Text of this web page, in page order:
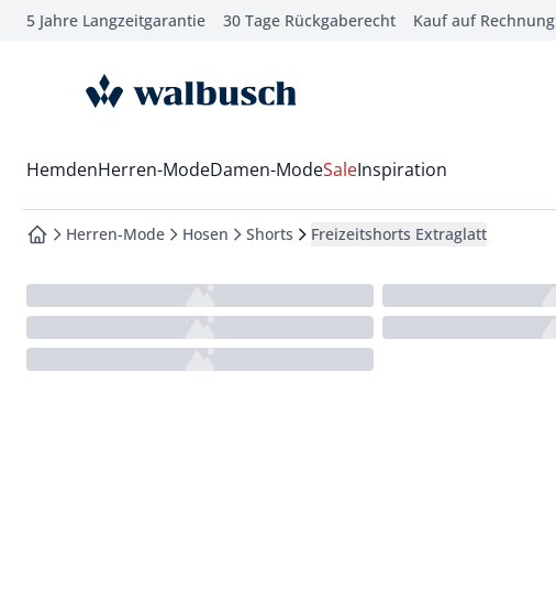
springen
springen
springen
5 Jahre Langzeitgarantie 30 Tage Rückgaberecht Kauf auf Rechnung
zur Startseite
Wechsel in das Menü mit Pfeil-Runter Taste
HemdenHerren-ModeDamen-ModeSaleInspiration
zur Startseite
Herren-Mode Hosen Shorts Freizeitshorts Extraglatt